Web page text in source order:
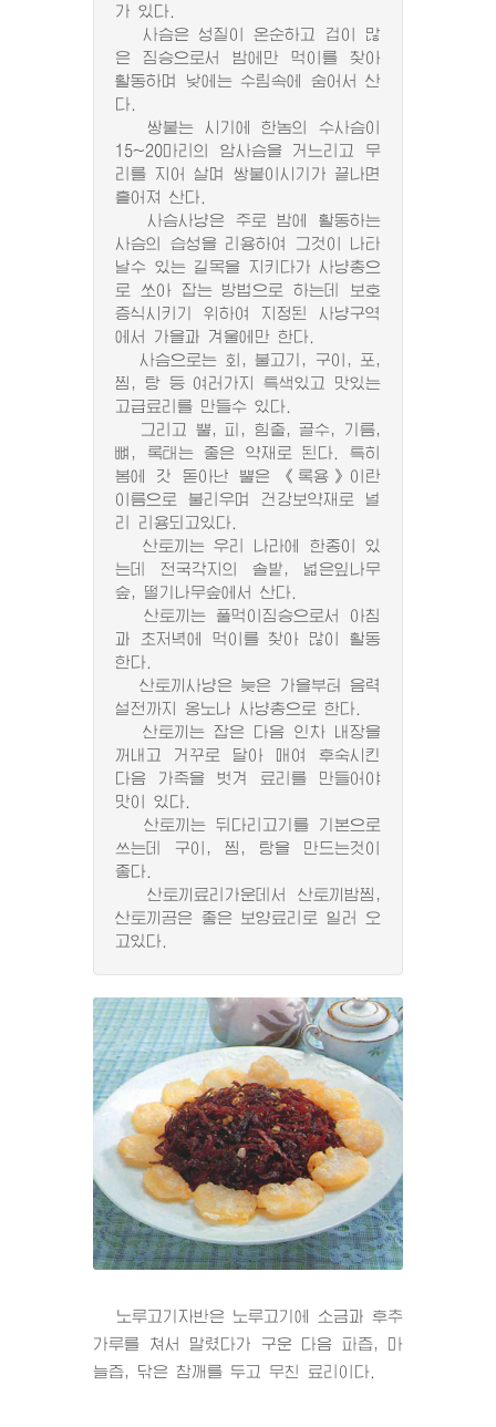
가 있다.
사슴은 성질이 온순하고 겁이 많
은 짐승으로서 밤에만 먹이를 찾아
활동하며 낮에는 수림속에 숨어서 산
다.
쌍붙는 시기에 한놈의 수사슴이
15~20마리의 암사슴을 거느리고 무
리를 지어 살며 쌍붙이시기가 끝나면
흩어져 산다.
사슴사냥은 주로 밤에 활동하는
사슴의 습성을 리용하여 그것이 나타
날수 있는 길목을 지키다가 사냥총으
로 쏘아 잡는 방법으로 하는데 보호
증식시키기 위하여 지정된 사냥구역
에서 가을과 겨울에만 한다.
사슴으로는 회, 불고기, 구이, 포,
찜, 탕 등 여러가지 특색있고 맛있는
고급료리를 만들수 있다.
그리고 뿔, 피, 힘줄, 골수, 기름,
뼈, 록태는 좋은 약재로 된다. 특히
봄에 갓 돋아난 뿔은 《록용》이란
이름으로 불리우며 건강보약재로 널
리 리용되고있다.
산토끼는 우리 나라에 한종이 있
는데 전국각지의 솔밭, 넓은잎나무
숲, 떨기나무숲에서 산다.
산토끼는 풀먹이짐승으로서 아침
과 초저녁에 먹이를 찾아 많이 활동
한다.
산토끼사냥은 늦은 가을부터 음력
설전까지 옹노나 사냥총으로 한다.
산토끼는 잡은 다음 인차 내장을
꺼내고 거꾸로 달아 매여 후숙시킨
다음 가죽을 벗겨 료리를 만들어야
맛이 있다.
산토끼는 뒤다리고기를 기본으로
쓰는데 구이, 찜, 탕을 만드는것이
좋다.
산토끼료리가운데서 산토끼밤찜,
산토끼곰은 좋은 보양료리로 일러 오
고있다.
노루고기자반은 노루고기에 소금과 후추
가루를 쳐서 말렸다가 구운 다음 파즙, 마
늘즙, 닦은 참깨를 두고 무친 료리이다.